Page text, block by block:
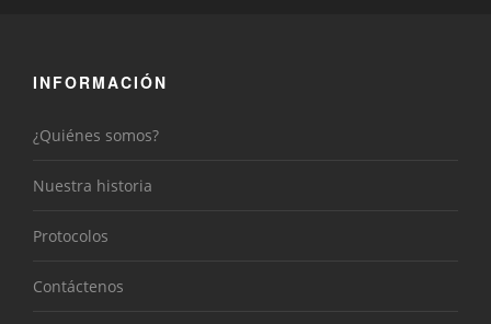
INFORMACIÓN
¿Quiénes somos?
Nuestra historia
Protocolos
Contáctenos